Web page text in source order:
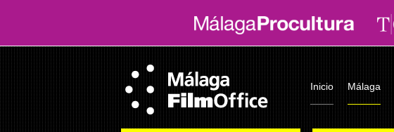
Inicio Málaga